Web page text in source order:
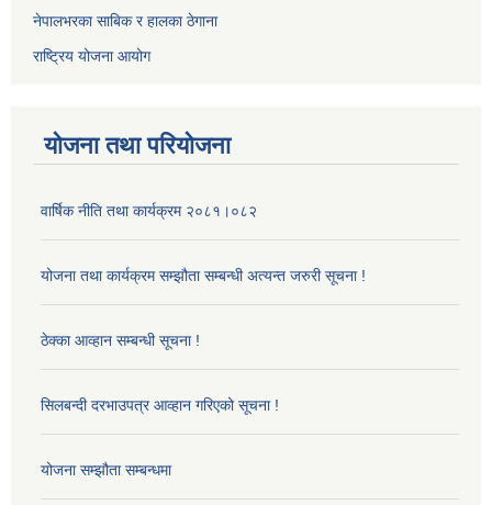
नेपालभरका साबिक र हालका ठेगाना
राष्ट्रिय योजना आयोग
योजना तथा परियोजना
वार्षिक नीति तथा कार्यक्रम २०८१।०८२
योजना तथा कार्यक्रम सम्झौता सम्बन्धी अत्यन्त जरुरी सूचना !
ठेक्का आव्हान सम्बन्धी सूचना !
सिलबन्दी दरभाउपत्र आव्हान गरिएको सूचना !
योजना सम्झौता सम्बन्धमा